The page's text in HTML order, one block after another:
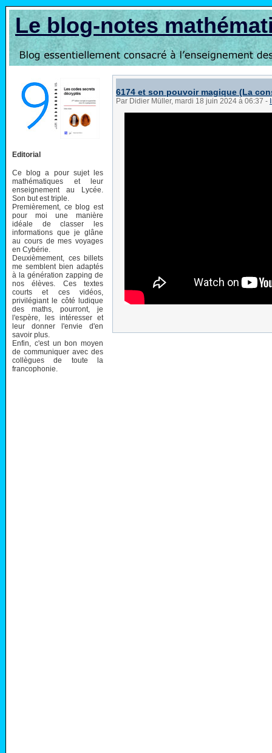
Le blog-notes
Editorial
Ce blog a pour sujet les
mathématiques et leur
enseignement au Lycée.
Son but est triple.
Premièrement, ce blog est
pour moi une manière
idéale de classer les
informations que je glâne
au cours de mes voyages
en Cybérie.
Deuxièmement, ces billets
me semblent bien adaptés
à la génération zapping de
nos élèves. Ces textes
courts et ces vidéos,
privilégiant le côté ludique
des maths, pourront, je
l'espère, les intéresser et
leur donner l'envie d'en
savoir plus.
Enfin, c'est un bon moyen
de communiquer avec des
collègues de toute la
francophonie.
6174 et son pouvoir magique (La
Par Didier Müller, mardi 18 juin 2024 à 06:37 -